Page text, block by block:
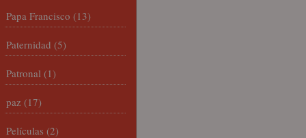
Papa Francisco (13)
Paternidad (5)
Patronal (1)
paz (17)
Películas (2)